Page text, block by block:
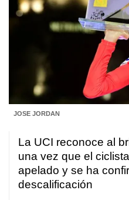
JOSE JORDAN
La UCI reconoce al
una vez que el
apelado y se ha
descalificación